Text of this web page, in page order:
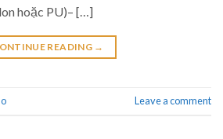
hoặc PU)– […]
READING →
Leave a comment